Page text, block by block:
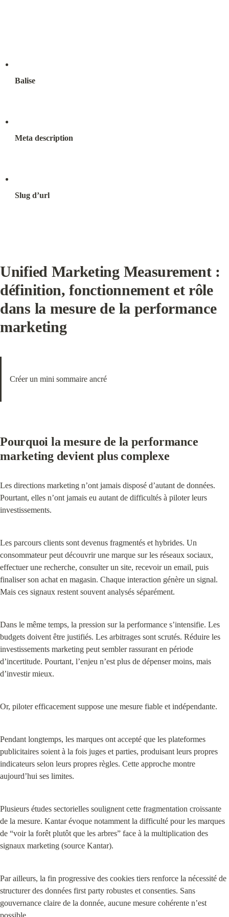
Balise
Meta description
Slug d’url
Unified Marketing Measurement :
définition, fonctionnement et rôle
dans la mesure de la performance
marketing
Créer un mini sommaire ancré
Pourquoi la mesure de la performance
marketing devient plus complexe
Les directions marketing n’ont jamais disposé d’autant de données.
Pourtant, elles n’ont jamais eu autant de difficultés à piloter leurs
investissements.
Les parcours clients sont devenus fragmentés et hybrides. Un
consommateur peut découvrir une marque sur les réseaux sociaux,
effectuer une recherche, consulter un site, recevoir un email, puis
finaliser son achat en magasin. Chaque interaction génère un signal.
Mais ces signaux restent souvent analysés séparément.
Dans le même temps, la pression sur la performance s’intensifie. Les
budgets doivent être justifiés. Les arbitrages sont scrutés. Réduire les
investissements marketing peut sembler rassurant en période
d’incertitude. Pourtant, l’enjeu n’est plus de dépenser moins, mais
d’investir mieux.
Or, piloter efficacement suppose une mesure fiable et indépendante.
Pendant longtemps, les marques ont accepté que les plateformes
publicitaires soient à la fois juges et parties, produisant leurs propres
indicateurs selon leurs propres règles. Cette approche montre
aujourd’hui ses limites.
Plusieurs études sectorielles soulignent cette fragmentation croissante
de la mesure. Kantar évoque notamment la difficulté pour les marques
de “voir la forêt plutôt que les arbres” face à la multiplication des
signaux marketing (source Kantar).
Par ailleurs, la fin progressive des cookies tiers renforce la nécessité de
structurer des données first party robustes et consenties. Sans
gouvernance claire de la donnée, aucune mesure cohérente n’est